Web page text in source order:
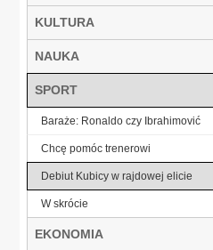
KULTURA
NAUKA
SPORT
Baraże: Ronaldo czy Ibrahimović
Chcę pomóc trenerowi
Debiut Kubicy w rajdowej elicie
W skrócie
EKONOMIA